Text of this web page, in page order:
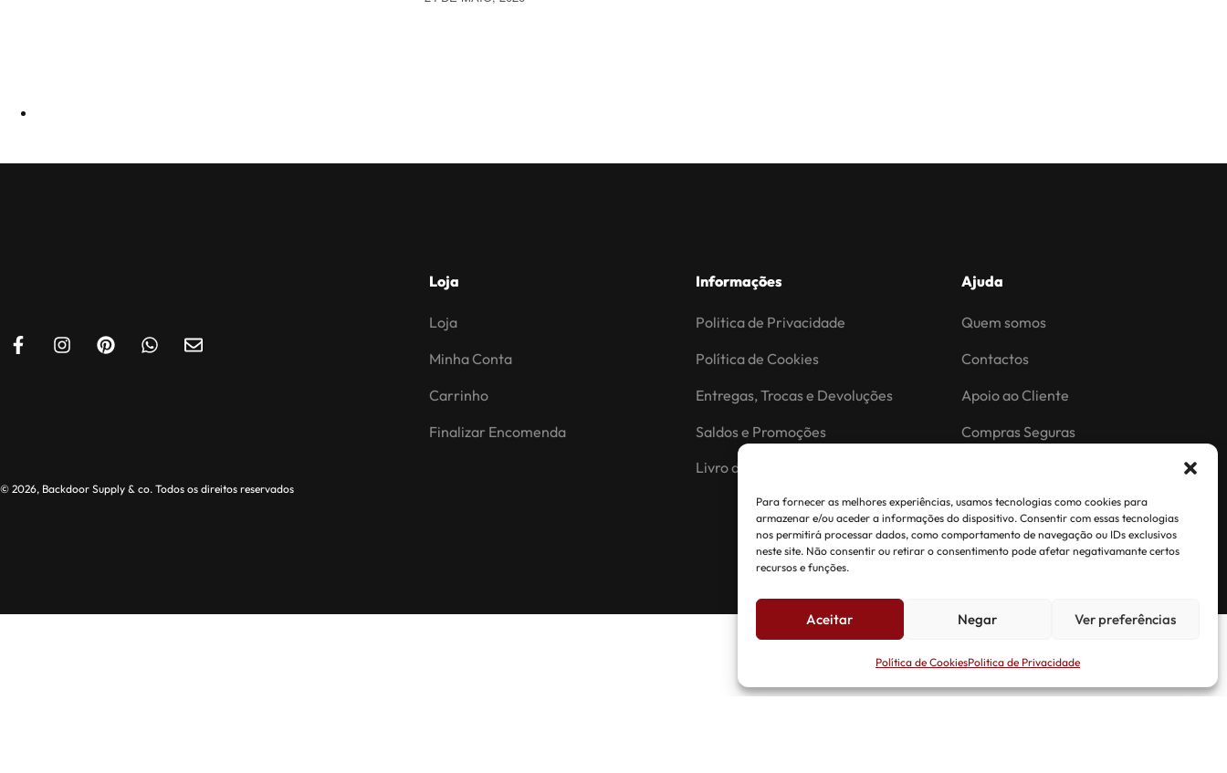
Para fornecer as melhores experiências, usamos tecnologias como cookies para
armazenar e/ou aceder a informações do dispositivo. Consentir com essas tecnologias
nos permitirá processar dados, como comportamento de navegação ou IDs exclusivos
neste site. Não consentir ou retirar o consentimento pode afetar negativamante certos
recursos e funções.
Aceitar Negar Ver preferências
Política de CookiesPolitica de Privacidade
Loja
Loja
Minha Conta
Carrinho
Finalizar Encomenda
Informações
Politica de Privacidade
Política de Cookies
Entregas, Trocas e Devoluções
Saldos e Promoções
Livro de reclamações.
Ajuda
Quem somos
Contactos
Apoio ao Cliente
Compras Seguras
© 2026, Backdoor Supply & co. Todos os direitos reservados